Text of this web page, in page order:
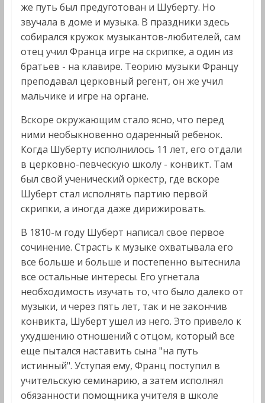
же путь был предуготован и Шуберту. Но
звучала в доме и музыка. В праздники здесь
собирался кружок музыкантов-любителей, сам
отец учил Франца игре на скрипке, а один из
братьев - на клавире. Теорию музыки Францу
преподавал церковный регент, он же учил
мальчике и игре на органе.
Вскоре окружающим стало ясно, что перед
ними необыкновенно одаренный ребенок.
Когда Шуберту исполнилось 11 лет, его отдали
в церковно-певческую школу - конвикт. Там
был свой ученический оркестр, где вскоре
Шуберт стал исполнять партию первой
скрипки, а иногда даже дирижировать.
В 1810-м году Шуберт написал свое первое
сочинение. Страсть к музыке охватывала его
все больше и больше и постепенно вытеснила
все остальные интересы. Его угнетала
необходимость изучать то, что было далеко от
музыки, и через пять лет, так и не закончив
конвикта, Шуберт ушел из него. Это привело к
ухудшению отношений с отцом, который все
еще пытался наставить сына "на путь
истинный". Уступая ему, Франц поступил в
учительскую семинарию, а затем исполнял
обязанности помощника учителя в школе